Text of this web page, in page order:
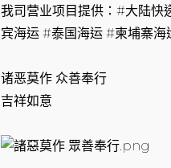
我司营业项目提供：#大陆
宾海运 #泰国海运 #柬埔寨海
诸恶莫作 众善奉行
吉祥如意